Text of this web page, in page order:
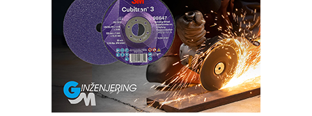
RMQ-TITAN ADVANCED INDICATOR
– Pametna signalizacija za efikasnije
upravljanje mašinama
Sigurnije ispitivanje transformatora u
solarnim elektranama i vetroparkovima
Pranje točkova na gradilištu- standard
modernog i odgovornog građenja